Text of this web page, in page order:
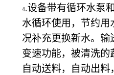
4.设备带有循环水泵
水循环使用，节约
况补充更换新水。输
变速功能，被清洗的
自动送料，自动出